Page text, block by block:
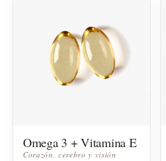
Omega 3 + Vitamina E
Corazón, cerebro y visión